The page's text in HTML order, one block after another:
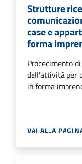
Strutture
case e
forma
Procedimento
dell'attività per
in forma
VAI ALLA